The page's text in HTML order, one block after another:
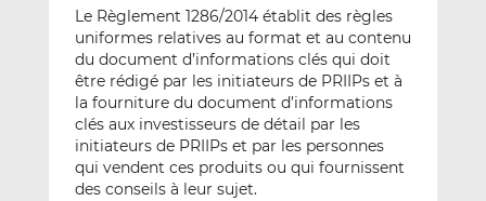
I
n
o
k
Le Règlement 1286/2014 établit des règles
uniformes relatives au format et au contenu
du document d’informations clés qui doit
être rédigé par les initiateurs de PRIIPs et à
la fourniture du document d’informations
clés aux investisseurs de détail par les
initiateurs de PRIIPs et par les personnes
qui vendent ces produits ou qui fournissent
des conseils à leur sujet.